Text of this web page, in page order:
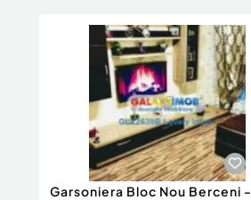
Garsoniera Bloc Nou Berceni -